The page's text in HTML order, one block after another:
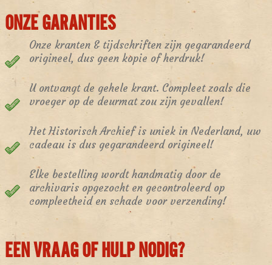
ONZE GARANTIES
Onze kranten & tijdschriften zijn gegarandeerd
origineel, dus geen kopie of herdruk!
U ontvangt de gehele krant. Compleet zoals die
vroeger op de deurmat zou zijn gevallen!
Het Historisch Archief is uniek in Nederland, uw
cadeau is dus gegarandeerd origineel!
Elke bestelling wordt handmatig door de
archivaris opgezocht en gecontroleerd op
compleetheid en schade voor verzending!
EEN VRAAG OF HULP NODIG?